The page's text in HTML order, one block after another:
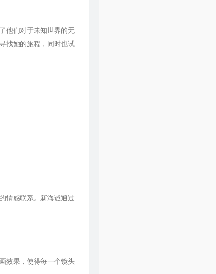
他们对于未知世界的无
找她的旅程，同时也试
情感联系。新海诚通过
效果，使得每一个镜头